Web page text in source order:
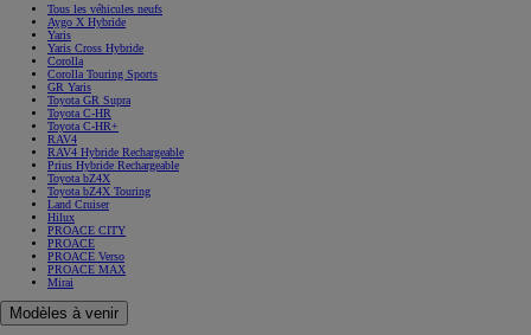
Tous les véhicules neufs
Aygo X Hybride
Yaris
Yaris Cross Hybride
Corolla
Corolla Touring Sports
GR Yaris
Toyota GR Supra
Toyota C-HR
Toyota C-HR+
RAV4
RAV4 Hybride Rechargeable
Prius Hybride Rechargeable
Toyota bZ4X
Toyota bZ4X Touring
Land Cruiser
Hilux
PROACE CITY
PROACE
PROACE Verso
PROACE MAX
Mirai
Modèles à venir